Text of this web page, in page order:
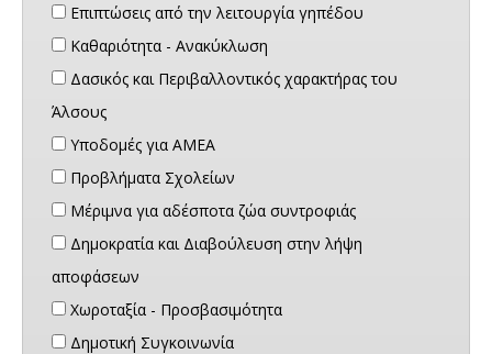
Επιπτώσεις από την λειτουργία γηπέδου
Καθαριότητα - Ανακύκλωση
Δασικός και Περιβαλλοντικός χαρακτήρας του
Άλσους
Υποδομές για ΑΜΕΑ
Προβλήματα Σχολείων
Μέριμνα για αδέσποτα ζώα συντροφιάς
Δημοκρατία και Διαβούλευση στην λήψη
αποφάσεων
Χωροταξία - Προσβασιμότητα
Δημοτική Συγκοινωνία